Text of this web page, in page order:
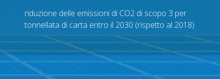
riduzione delle emissioni di CO2 di scopo 3 per
tonnellata di carta entro il 2030 (rispetto al 2018)